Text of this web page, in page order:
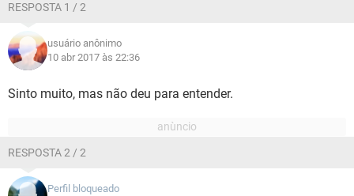
RESPOSTA 1 / 2
usuário anônimo
10 abr 2017 às 22:36
Sinto muito, mas não deu para entender.
RESPOSTA 2 / 2
Perfil bloqueado